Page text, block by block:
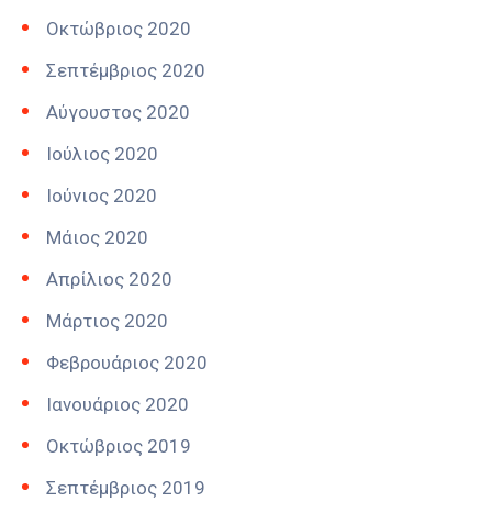
Οκτώβριος 2020
Σεπτέμβριος 2020
Αύγουστος 2020
Ιούλιος 2020
Ιούνιος 2020
Μάιος 2020
Απρίλιος 2020
Μάρτιος 2020
Φεβρουάριος 2020
Ιανουάριος 2020
Οκτώβριος 2019
Σεπτέμβριος 2019